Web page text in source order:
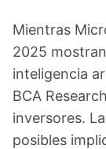
Mientras
2025
inteligencia
BCA
inversores.
posibles